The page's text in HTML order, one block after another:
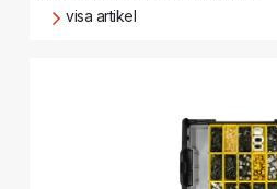
visa artikel